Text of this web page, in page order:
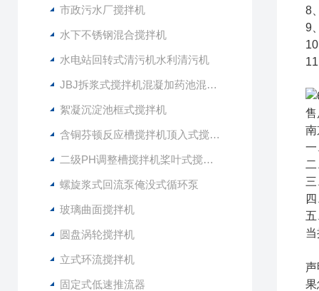
市政污水厂搅拌机
水下不锈钢混合搅拌机
水电站回转式清污机水利清污机
JBJ拆浆式搅拌机混凝加药池混合型搅拌器
絮凝沉淀池框式搅拌机
含铜芬顿反应槽搅拌机顶入式搅拌器
二级PH调整槽搅拌机桨叶式搅拌器
螺旋浆式回流泵俺没式循环泵
玻璃曲面搅拌机
圆盘涡轮搅拌机
立式环流搅拌机
固定式低速推流器
8
9
售
南
一
声
果